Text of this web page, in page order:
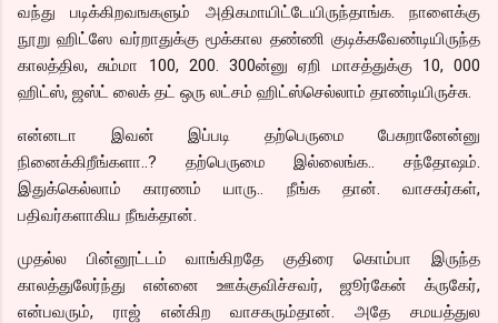
வந்து படிக்கிறவஙகளும் அதிகமாயிட்டேயிருந்தாங்க. நாளைக்கு
நூறு ஹிட்ஸே வர்றாதுக்கு மூக்கால தண்ணி குடிக்கவேண்டியிருந்த
காலத்தில, சும்மா 100, 200. 300ன்னு ஏறி மாசத்துக்கு 10, 000
ஹிட்ஸ், ஜஸ்ட் லைக் தட் ஒரு லட்சம் ஹிட்ஸ்செல்லாம் தாண்டியிருச்சு.
என்னடா இவன் இப்படி தற்பெருமை பேசுறானேன்னு
நினைக்கிறீங்களா..? தற்பெருமை இல்லைங்க.. சந்தோஷம்.
இதுக்கெல்லாம் காரணம் யாரு.. நீங்க தான். வாசகர்கள்,
பதிவர்களாகிய நீஙக்தான்.
முதல்ல பின்னூட்டம் வாங்கிறதே குதிரை கொம்பா இருந்த
காலத்துலேர்ந்து என்னை ஊக்குவிச்சவர், ஜூர்கேன் க்ருகேர்,
என்பவரும், ராஜ் என்கிற வாசகரும்தான். அதே சமயத்துல